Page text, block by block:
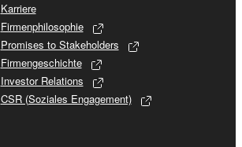
Karriere
Firmenphilosophie
Promises to Stakeholders
Firmengeschichte
Investor Relations
CSR (Soziales Engagement)